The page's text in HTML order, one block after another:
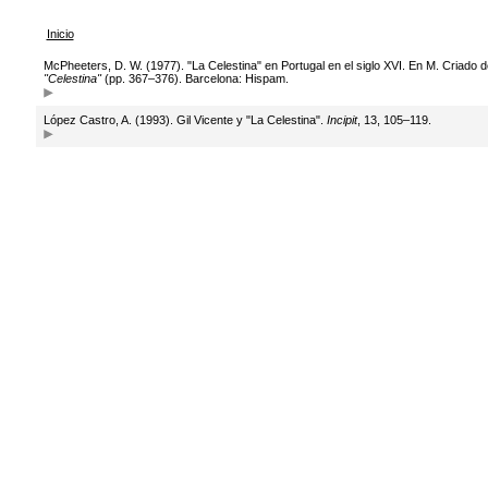
Inicio
McPheeters, D. W. (1977). "La Celestina" en Portugal en el siglo XVI. En M. Criado
"Celestina"(pp. 367–376). Barcelona: Hispam.
López Castro, A. (1993). Gil Vicente y "La Celestina". Incipit, 13, 105–119.